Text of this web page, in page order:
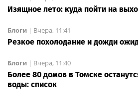
Изящное лето: куда пойти на
Блоги | Вчера, 11:41
Резкое похолодание и дожди
Блоги | Вчера, 11:40
Более 80 домов в Томске
воды: список